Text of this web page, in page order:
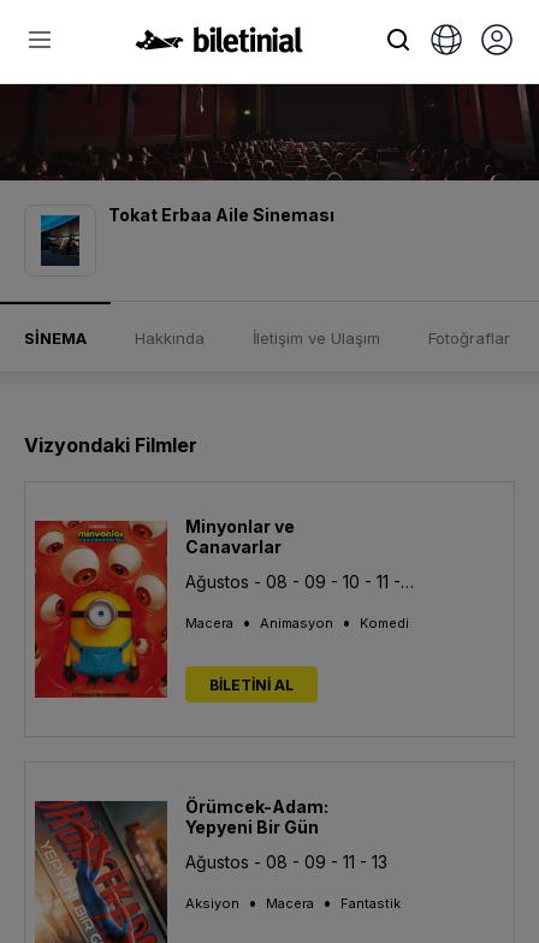
Tokat Erbaa Aile Sineması
SİNEMA Hakkında İletişim ve Ulaşım Fotoğraflar
Vizyondaki Filmler
Minyonlar ve
Canavarlar
Ağustos - 08 - 09 - 10 - 11 - 12 - 13
Macera • Animasyon • Komedi
BİLETİNİ AL
Örümcek-Adam:
Yepyeni Bir Gün
Ağustos - 08 - 09 - 11 - 13
Aksiyon • Macera • Fantastik